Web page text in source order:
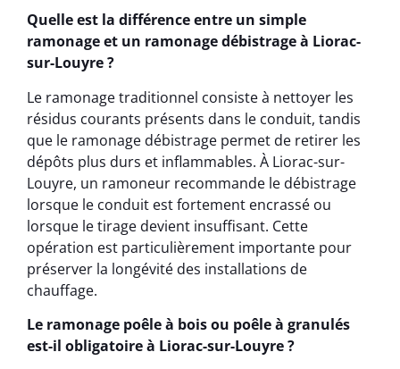
Quelle est la différence entre un simple
ramonage et un ramonage débistrage à Liorac-
sur-Louyre ?
Le ramonage traditionnel consiste à nettoyer les
résidus courants présents dans le conduit, tandis
que le ramonage débistrage permet de retirer les
dépôts plus durs et inflammables. À Liorac-sur-
Louyre, un ramoneur recommande le débistrage
lorsque le conduit est fortement encrassé ou
lorsque le tirage devient insuffisant. Cette
opération est particulièrement importante pour
préserver la longévité des installations de
chauffage.
Le ramonage poêle à bois ou poêle à granulés
est-il obligatoire à Liorac-sur-Louyre ?